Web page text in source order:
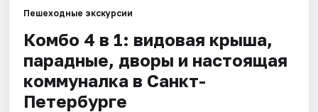
Города
Площадки
Артисты
Пешеходные экскурсии
Комбо 4 в 1: видовая крыша,
парадные, дворы и настоящая
коммуналка в Санкт-
Петербурге